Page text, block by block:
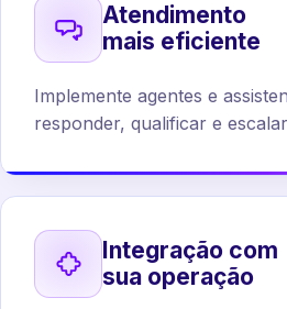
Atendimento
mais eficiente
Implemente agentes e
responder, qualificar e
Integração com
sua operação